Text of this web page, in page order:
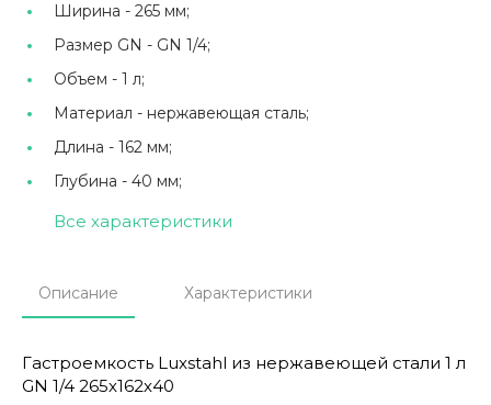
Ширина - 265 мм;
Размер GN - GN 1/4;
Объем - 1 л;
Материал - нержавеющая сталь;
Длина - 162 мм;
Глубина - 40 мм;
Все характеристики
Описание Характеристики
Гастроемкость Luxstahl из нержавеющей стали 1 л
GN 1/4 265х162х40